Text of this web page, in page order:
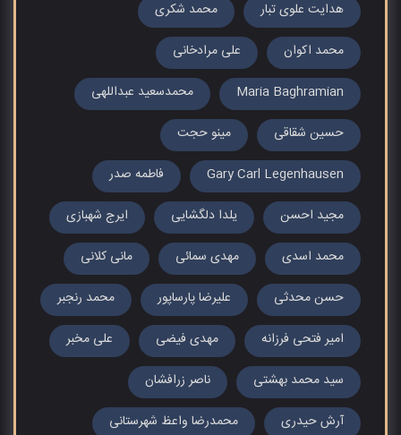
هدایت علوی تبار محمد شکری
محمد اکوان علی مرادخانی
Maria Baghramian محمدسعید عبداللهی
حسین شقاقی مینو حجت
Gary Carl Legenhausen فاطمه صدر
مجید احسن یلدا دلگشایی ایرج شهبازی
محمد اسدی مهدی سمائی مانی کلانی
حسن محدثی علیرضا پارساپور محمد رنجبر
امیر فتحی فرزانه مهدی فیضی علی مخبر
سید محمد بهشتی ناصر زرافشان
آرش حیدری محمدرضا واعظ شهرستانی